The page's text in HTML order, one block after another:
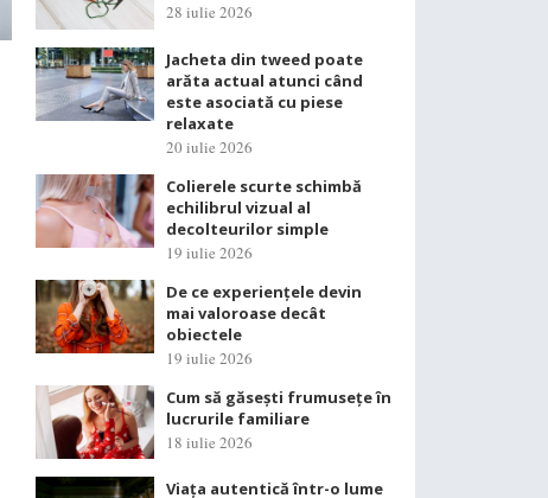
28 iulie 2026
Jacheta din tweed poate
arăta actual atunci când
este asociată cu piese
relaxate
20 iulie 2026
Colierele scurte schimbă
echilibrul vizual al
decolteurilor simple
19 iulie 2026
De ce experiențele devin
mai valoroase decât
obiectele
19 iulie 2026
Cum să găsești frumusețe în
lucrurile familiare
18 iulie 2026
Viața autentică într-o lume